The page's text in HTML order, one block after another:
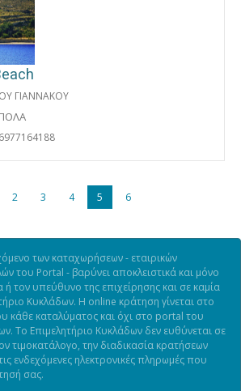
ΓΙΑΝΝΑΚΟΥ
2 3 4 5 6
των καταχωρήσεων - εταιρικών
του Portal - βαρύνει αποκλειστικά και μόνο
ή τον υπεύθυνο της επιχείρησης και σε καμία
Κυκλάδων. Η online κράτηση γίνεται στο
κάθε καταλύματος και όχι στο portal του
Το Επιμελητήριο Κυκλάδων δεν ευθύνεται σε
τιμοκατάλογο, την διαδικασία κρατήσεων
ενδεχόμενες ηλεκτρονικές πληρωμές που
σας.